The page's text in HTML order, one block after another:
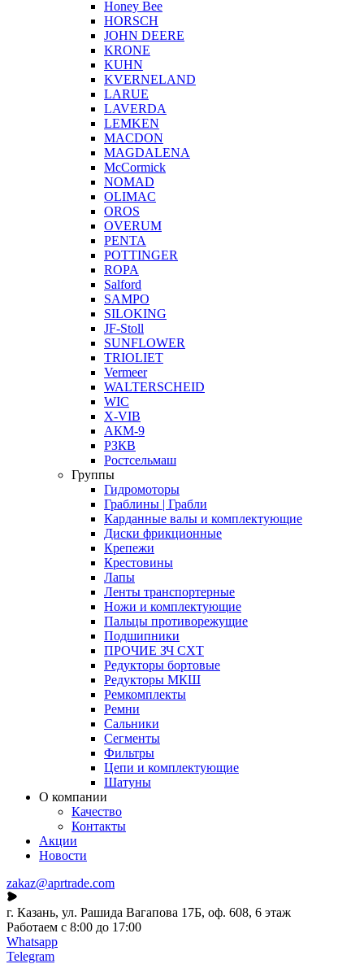
Honey Bee
HORSCH
JOHN DEERE
KRONE
KUHN
KVERNELAND
LARUE
LAVERDA
LEMKEN
MACDON
MAGDALENA
McCormick
NOMAD
OLIMAC
OROS
OVERUM
PENTA
POTTINGER
ROPA
Salford
SAMPO
SILOKING
JF-Stoll
SUNFLOWER
TRIOLIET
Vermeer
WALTERSCHEID
WIC
X-VIB
АКМ-9
РЗКВ
Ростсельмаш
Группы
Гидромоторы
Граблины | Грабли
Карданные валы и комплектующие
Диски фрикционные
Крепежи
Крестовины
Лапы
Ленты транспортерные
Ножи и комплектующие
Пальцы противорежущие
Подшипники
ПРОЧИЕ ЗЧ СХТ
Редукторы бортовые
Редукторы МКШ
Ремкомплекты
Ремни
Сальники
Сегменты
Фильтры
Цепи и комплектующие
Шатуны
О компании
Качество
Контакты
Акции
Новости
zakaz@aprtrade.com
г. Казань, ул. Рашида Вагапова 17Б, оф. 608, 6 этаж
Работаем с 8:00 до 17:00
Whatsapp
Telegram